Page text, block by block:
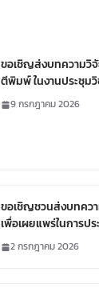
ขอเชิญส่งบทความวิ
ตีพิมพ์ ในงานประชุม
นิทรรศการระดับชาติ ค
9 กรกฎาคม 2026
ขอเชิญชวนส่งบทควา
เพื่อเผยแพร่ในการป
ชาติและนานาชาติ
2 กรกฎาคม 2026